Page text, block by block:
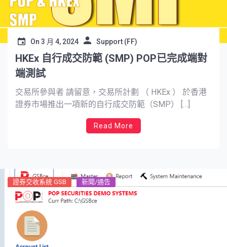
On 3 月 4, 2024 Support (FF)
HKEx 自行成交防範 (SMP) POP已完成端對
端測試
交易所參與者 請留意，交易所計劃 （ HKEx ） 於香港
證券市場推出一項新的自行成交防範（SMP） […]
Read More
證券交收系統 GSB 新聞/通告